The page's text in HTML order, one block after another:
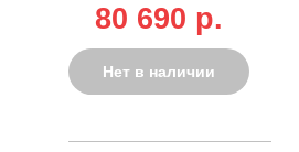
5,0/5,5 кВт, 25 л,
электро стартер,
комплект колёс,
94 кг)
80 690 p.
Нет в наличии